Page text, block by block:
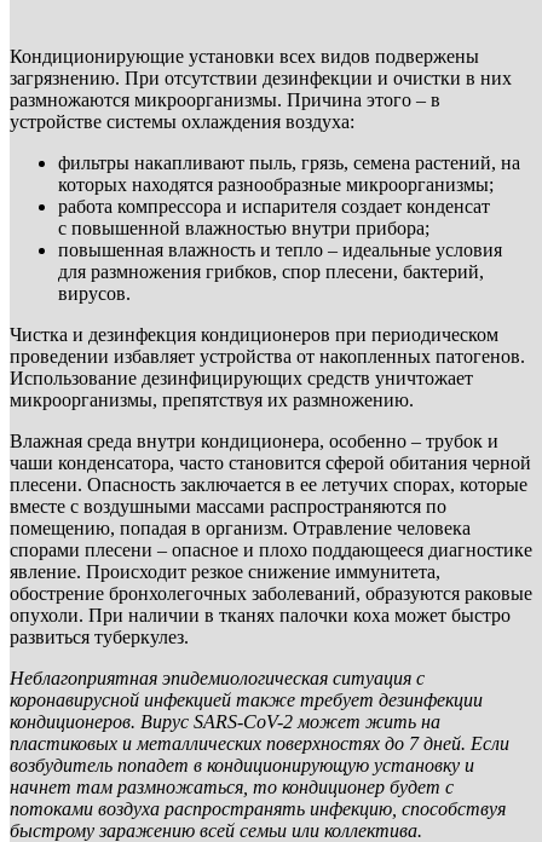
Кондиционирующие установки всех видов подвержены
загрязнению. При отсутствии дезинфекции и очистки в них
размножаются микроорганизмы. Причина этого – в
устройстве системы охлаждения воздуха:
фильтры накапливают пыль, грязь, семена растений, на
которых находятся разнообразные микроорганизмы;
работа компрессора и испарителя создает конденсат
с повышенной влажностью внутри прибора;
повышенная влажность и тепло – идеальные условия
для размножения грибков, спор плесени, бактерий,
вирусов.
Чистка и дезинфекция кондиционеров при периодическом
проведении избавляет устройства от накопленных патогенов.
Использование дезинфицирующих средств уничтожает
микроорганизмы, препятствуя их размножению.
Влажная среда внутри кондиционера, особенно – трубок и
чаши конденсатора, часто становится сферой обитания черной
плесени. Опасность заключается в ее летучих спорах, которые
вместе с воздушными массами распространяются по
помещению, попадая в организм. Отравление человека
спорами плесени – опасное и плохо поддающееся диагностике
явление. Происходит резкое снижение иммунитета,
обострение бронхолегочных заболеваний, образуются раковые
опухоли. При наличии в тканях палочки коха может быстро
развиться туберкулез.
Неблагоприятная эпидемиологическая ситуация с
коронавирусной инфекцией также требует дезинфекции
кондиционеров. Вирус SARS-CoV-2 может жить на
пластиковых и металлических поверхностях до 7 дней. Если
возбудитель попадет в кондиционирующую установку и
начнет там размножаться, то кондиционер будет с
потоками воздуха распространять инфекцию, способствуя
быстрому заражению всей семьи или коллектива.